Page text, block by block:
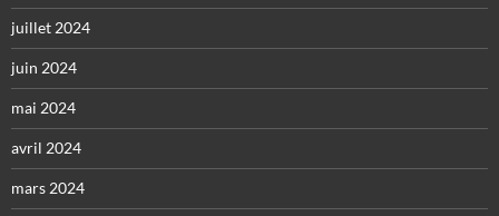
juillet 2024
juin 2024
mai 2024
avril 2024
mars 2024